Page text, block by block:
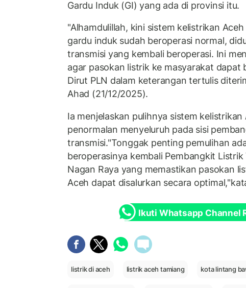
Gardu Induk (GI) yang ada di provinsi itu.
"Alhamdulillah, kini sistem kelistrikan
gardu induk sudah beroperasi normal,
transmisi yang kembali beroperasi. Ini
agar pasokan listrik ke masyarakat dapat
Dirut PLN dalam keterangan tertulis
Ahad (21/12/2025).
Ia menjelaskan pulihnya sistem
penormalan menyeluruh pada sisi
transmisi."Tonggak penting pemulihan
beroperasinya kembali Pembangkit Listrik
Nagan Raya yang memastikan pasokan
Aceh dapat disalurkan secara
Ikuti Whatsapp Channel
listrik di aceh listrik aceh tamiang kota lintang